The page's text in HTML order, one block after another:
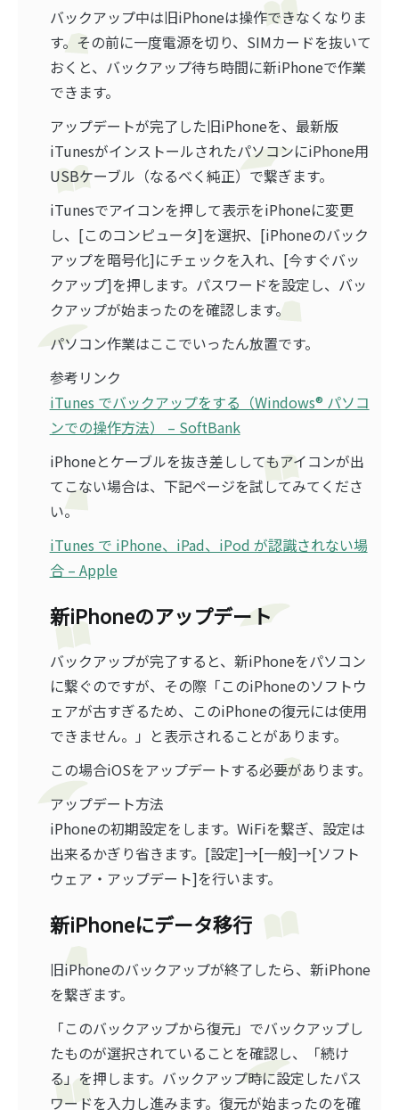
バックアップ中は旧iPhoneは操作できなくなりま
す。その前に一度電源を切り、SIMカードを抜いて
おくと、バックアップ待ち時間に新iPhoneで作業
できます。
アップデートが完了した旧iPhoneを、最新版
iTunesがインストールされたパソコンにiPhone用
USBケーブル（なるべく純正）で繋ぎます。
iTunesでアイコンを押して表示をiPhoneに変更
し、[このコンピュータ]を選択、[iPhoneのバック
アップを暗号化]にチェックを入れ、[今すぐバッ
クアップ]を押します。パスワードを設定し、バッ
クアップが始まったのを確認します。
パソコン作業はここでいったん放置です。
参考リンク
iTunes でバックアップをする（Windows® パソコ
ンでの操作方法） – SoftBank
iPhoneとケーブルを抜き差ししてもアイコンが出
てこない場合は、下記ページを試してみてくださ
い。
iTunes で iPhone、iPad、iPod が認識されない場
合 – Apple
新iPhoneのアップデート
バックアップが完了すると、新iPhoneをパソコン
に繋ぐのですが、その際「このiPhoneのソフトウ
ェアが古すぎるため、このiPhoneの復元には使用
できません。」と表示されることがあります。
この場合iOSをアップデートする必要があります。
アップデート方法
iPhoneの初期設定をします。WiFiを繋ぎ、設定は
出来るかぎり省きます。[設定]→[一般]→[ソフト
ウェア・アップデート]を行います。
新iPhoneにデータ移行
旧iPhoneのバックアップが終了したら、新iPhone
を繋ぎます。
「このバックアップから復元」でバックアップし
たものが選択されていることを確認し、「続け
る」を押します。バックアップ時に設定したパス
ワードを入力し進みます。復元が始まったのを確